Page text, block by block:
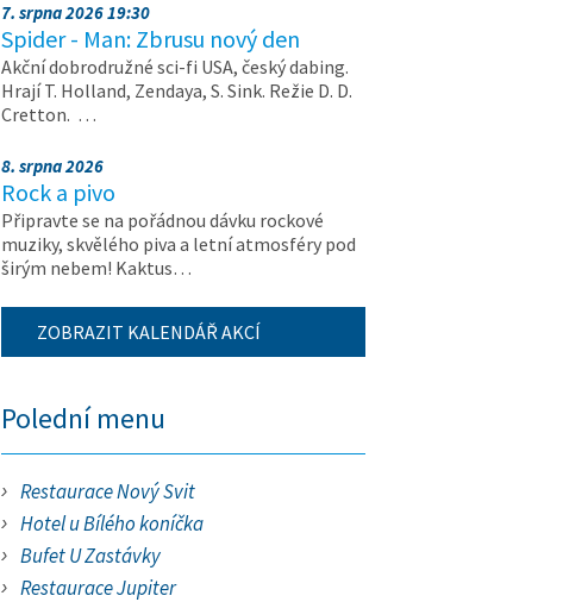
7. srpna 2026 19:30
Spider - Man: Zbrusu nový den
Akční dobrodružné sci-fi USA, český dabing.
Hrají T. Holland, Zendaya, S. Sink. Režie D. D.
Cretton. …
8. srpna 2026
Rock a pivo
Připravte se na pořádnou dávku rockové
muziky, skvělého piva a letní atmosféry pod
širým nebem! Kaktus…
ZOBRAZIT KALENDÁŘ AKCÍ
Polední menu
Restaurace Nový Svit
Hotel u Bílého koníčka
Bufet U Zastávky
Restaurace Jupiter